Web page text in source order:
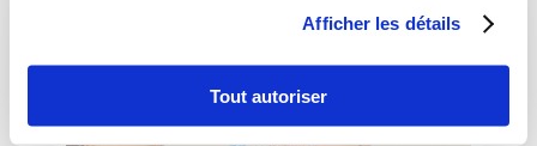
Afficher les détails
Tout autoriser